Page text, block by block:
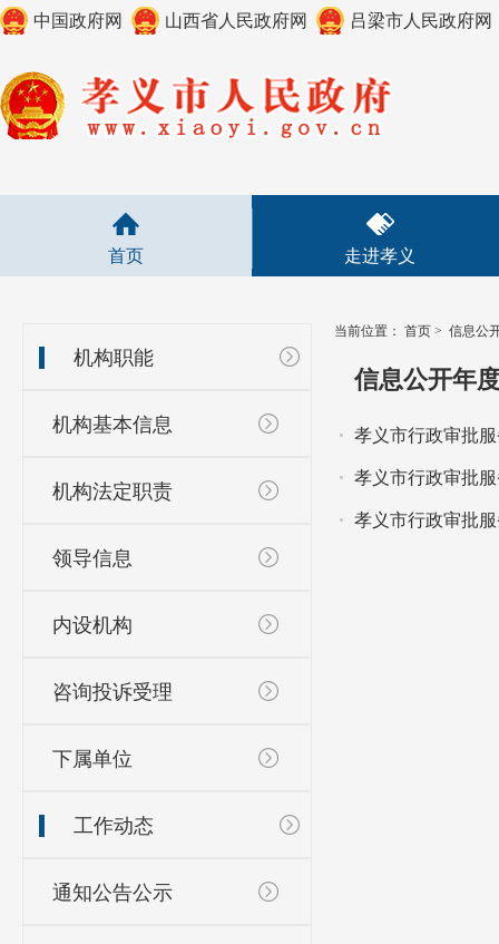
中国政府网 山西省人民政府网 吕梁市人民政府网
首页 走进孝义
机构职能
机构基本信息
机构法定职责
领导信息
内设机构
咨询投诉受理
下属单位
工作动态
通知公告公示
当前位置： 首页 > 信息公
信息公开年
孝义市行政审批
孝义市行政审批
孝义市行政审批